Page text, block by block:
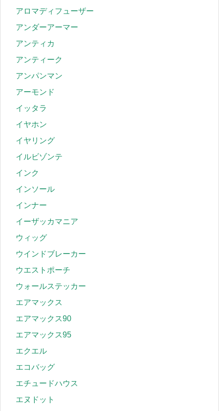
アロマディフューザー
アンダーアーマー
アンティカ
アンティーク
アンパンマン
アーモンド
イッタラ
イヤホン
イヤリング
イルビゾンテ
インク
インソール
インナー
イーザッカマニア
ウィッグ
ウインドブレーカー
ウエストポーチ
ウォールステッカー
エアマックス
エアマックス90
エアマックス95
エクエル
エコバッグ
エチュードハウス
エヌドット